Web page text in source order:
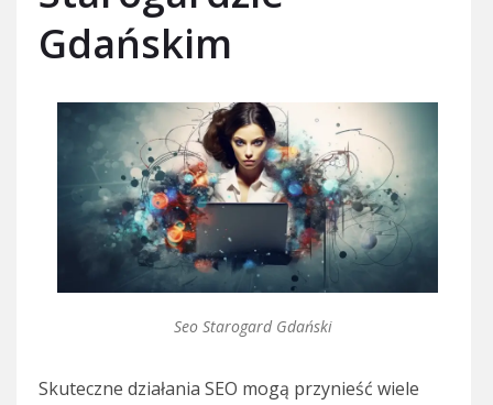
Gdańskim
Seo Starogard Gdański
Skuteczne działania SEO mogą przynieść wiele